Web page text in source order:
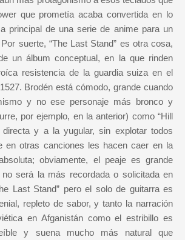
que prometía acaba convertida en lo
principal de una serie de anime para un
suerte, “The Last Stand” es otra cosa,
un álbum conceptual, en la que rinden
resistencia de la guardia suiza en el
Brodén está cómodo, grande cuando
y no ese personaje más bronco y
por ejemplo, en la anterior) como “Hill
directa y a la yugular, sin explotar todos
en otras canciones les hacen caer en la
obviamente, el peaje es grande
no será la más recordada o solicitada en
Last Stand” pero el solo de guitarra es
repleto de sabor, y tanto la narración
en Afganistán como el estribillo es
y suena mucho más natural que